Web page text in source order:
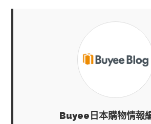
Buyee日本購物情報